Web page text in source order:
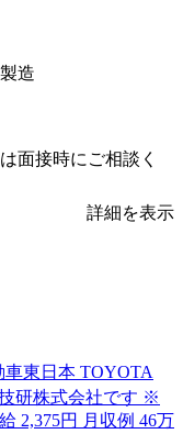
造
面接時にご相談く
詳細を表示